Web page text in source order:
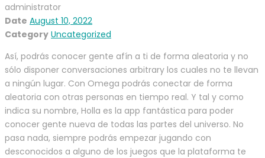
administrator
Date August 10, 2022
Category Uncategorized
Así, podrás conocer gente afín a ti de forma aleatoria y no
sólo disponer conversaciones arbitrary los cuales no te llevan
a ningún lugar. Con Omega podrás conectar de forma
aleatoria con otras personas en tiempo real. Y tal y como
indica su nombre, Holla es la app fantástica para poder
conocer gente nueva de todas las partes del universo. No
pasa nada, siempre podrás empezar jugando con
desconocidos a alguno de los juegos que la plataforma te